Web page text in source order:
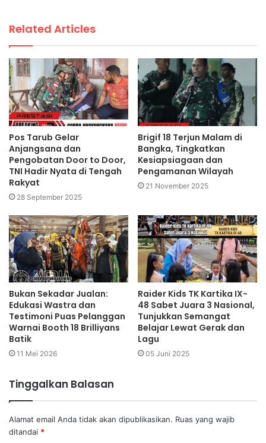
Related Articles
Pos Tarub Gelar
Anjangsana dan
Pengobatan Door to Door,
TNI Hadir Nyata di Tengah
Rakyat
28 September 2025
Brigif 18 Terjun Malam di
Bangka, Tingkatkan
Kesiapsiagaan dan
Pengamanan Wilayah
21 November 2025
Bukan Sekadar Jualan:
Edukasi Wastra dan
Testimoni Puas Pelanggan
Warnai Booth 18 Brilliyans
Batik
11 Mei 2026
Raider Kids TK Kartika IX-
48 Sabet Juara 3 Nasional,
Tunjukkan Semangat
Belajar Lewat Gerak dan
Lagu
05 Juni 2025
Tinggalkan Balasan
Alamat email Anda tidak akan dipublikasikan. Ruas yang wajib
ditandai *